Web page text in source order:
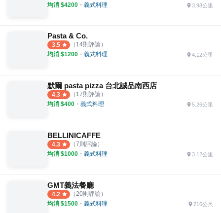
均消 $4200 ・ 義式料理 3.98公里
Pasta & Co.
3.5 （ 14則評論）
均消 $1200 ・ 義式料理 4.12公里
默爾 pasta pizza 台北誠品南西店
4.3 （ 17則評論）
均消 $400 ・ 義式料理 5.26公里
BELLINICAFFE
4.3 （7則評論）
均消 $1000 ・ 義式料理 3.12公里
GMT義法餐廳
4.2 （20則評論）
均消 $1500 ・ 義式料理 716公尺